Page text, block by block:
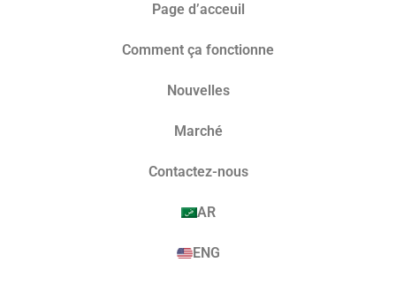
Page d’acceuil
Comment ça fonctionne
Nouvelles
Marché​
Contactez-nous
AR
ENG